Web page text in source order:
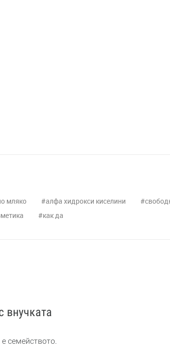
мляко алфа хидрокси киселини
как да
внучката
семейството.